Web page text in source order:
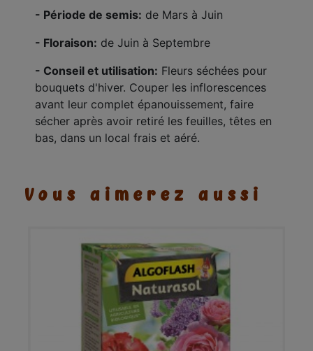
- Période de semis: de Mars à Juin
- Floraison: de Juin à Septembre
- Conseil et utilisation: Fleurs séchées pour
bouquets d'hiver. Couper les inflorescences
avant leur complet épanouissement, faire
sécher après avoir retiré les feuilles, têtes en
bas, dans un local frais et aéré.
Vous aimerez aussi